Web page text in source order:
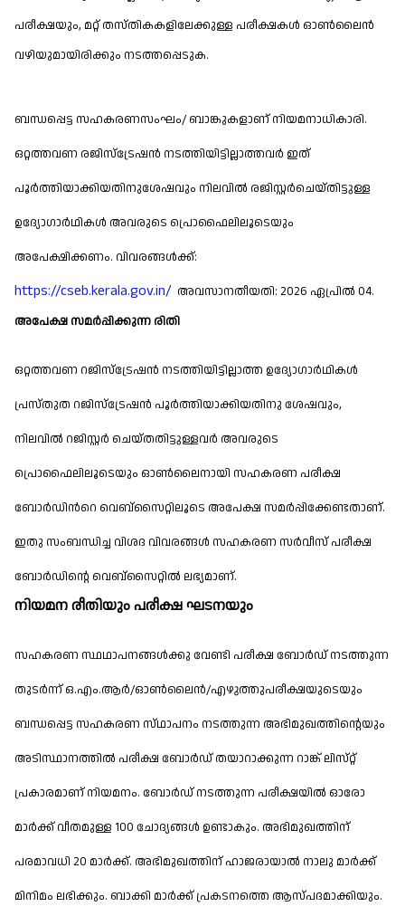
പരീക്ഷയും, മറ്റ് തസ്തികകളിലേക്കുള്ള പരീക്ഷകൾ ഓൺലൈൻ
വഴിയുമായിരിക്കും നടത്തപ്പെടുക.
ബന്ധപ്പെട്ട സഹകരണസംഘം/ ബാങ്കുകളാണ് നിയമനാധികാരി.
ഒറ്റത്തവണ രജിസ്‌ട്രേഷന്‍ നടത്തിയിട്ടില്ലാത്തവര്‍ ഇത്
പൂര്‍ത്തിയാക്കിയതിനുശേഷവും നിലവില്‍ രജിസ്റ്റര്‍ചെയ്തിട്ടുള്ള
ഉദ്യോഗാര്‍ഥികള്‍ അവരുടെ പ്രൊഫൈലിലൂടെയും
അപേക്ഷിക്കണം. വിവരങ്ങള്‍ക്ക്:
https://cseb.kerala.gov.in/ അവസാനതീയതി: 2026 ഏപ്രിൽ 04.
അപേക്ഷ സമർപ്പിക്കുന്ന രിതി
ഒറ്റത്തവണ റജിസ്ട്രേഷൻ നടത്തിയിട്ടില്ലാത്ത ഉദ്യോഗാർഥികൾ
പ്രസ്തുത റജിസ്ട്രേഷൻ പൂർത്തിയാക്കിയതിനു ശേഷവും,
നിലവിൽ റജിസ്റ്റ‌ർ ചെയ്തതിട്ടുള്ളവർ അവരുടെ
പ്രൊഫൈലിലൂടെയും ഓൺലൈനായി സഹകരണ പരീക്ഷ
ബോർഡിൻറെ വെബ്സൈറ്റിലൂടെ അപേക്ഷ സമർപ്പിക്കേണ്ടതാണ്.
ഇതു സംബന്ധിച്ച വിശദ വിവരങ്ങൾ സഹകരണ സർവീസ് പരീക്ഷ
ബോർഡിന്റെ വെബ്സൈറ്റിൽ ലഭ്യമാണ്.
നിയമന രീതിയും പരീക്ഷ ഘടനയും
സഹകരണ സ്ഥ‌ഥാപനങ്ങൾക്കു വേണ്ടി പരീക്ഷ ബോർഡ് നടത്തുന്ന
തുടർന്ന് ഒ.എം.ആർ/ഓൺലൈൻ/എഴുത്തുപരീക്ഷയുടെയും
ബന്ധപ്പെട്ട സഹകരണ സ്‌ഥാപനം നടത്തുന്ന അഭിമുഖത്തിന്റെയും
അടിസ്ഥാനത്തിൽ പരീക്ഷ ബോർഡ് തയാറാക്കുന്ന റാങ്ക് ലിസ്‌റ്റ്
പ്രകാരമാണ് നിയമനം. ബോർഡ് നടത്തുന്ന പരീക്ഷയിൽ ഓരോ
മാർക്ക് വീതമുള്ള 100 ചോദ്യങ്ങൾ ഉണ്ടാകും. അഭിമുഖത്തിന്
പരമാവധി 20 മാർക്ക്. അഭിമുഖത്തിന് ഹാജരായാൽ നാലു മാർക്ക്
മിനിമം ലഭിക്കും. ബാക്കി മാർക്ക് പ്രകടനത്തെ ആസ്‌പദമാക്കിയും.